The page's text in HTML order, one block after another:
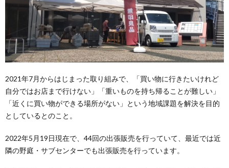
2021年7月からはじまった取り組みで、「買い物に行きたいけれど
自分ではお店まで行けない」「重いものを持ち帰ることが難しい」
「近くに買い物ができる場所がない」という地域課題を解決を目的
としているとのこと。
2022年5月19日現在で、44回の出張販売を行っていて、最近では近
隣の野庭・サブセンターでも出張販売を行っています。